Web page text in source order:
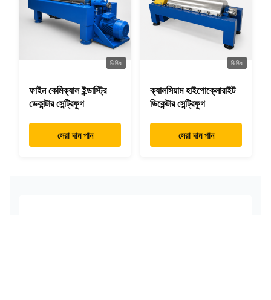
ভিডিও
ফাইন কেমিক্যাল ইন্ডাস্ট্রি
ডেকান্টার সেন্ট্রিফুগ
সেরা দাম পান
ভিডিও
ক্যালসিয়াম হাইপোক্লোরাইট
ডিকেন্টার সেন্ট্রিফুগ
সেরা দাম পান